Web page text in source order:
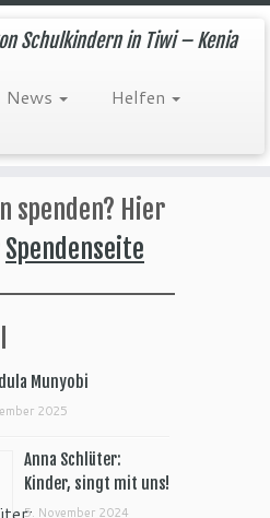
Schulkindern in Tiwi – Kenia
News
Helfen
spenden? Hier
Spendenseite
Munyobi
2025
Anna Schlüter:
Kinder, singt mit uns!
5. November 2024